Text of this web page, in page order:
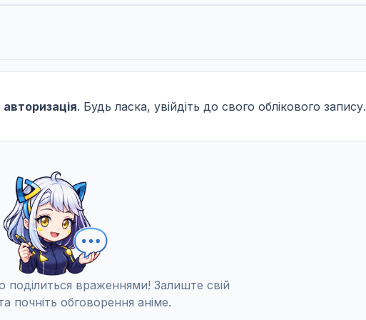
авторизація. Будь ласка, увійдіть до свого облікового запису.
враженнями! Залиште свій
почніть обговорення аніме.